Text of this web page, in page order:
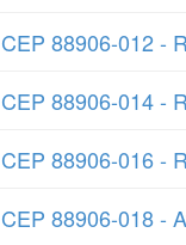
CEP 88906-012 -
CEP 88906-014 -
CEP 88906-016 -
CEP 88906-018 -